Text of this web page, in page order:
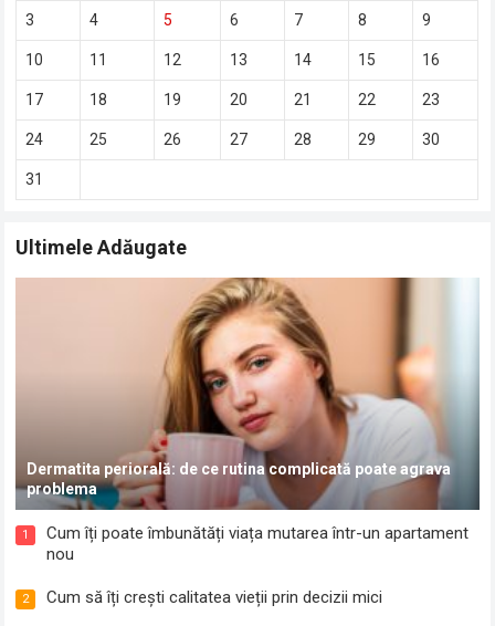
3 4 5 6 7 8 9
10 11 12 13 14 15 16
17 18 19 20 21 22 23
24 25 26 27 28 29 30
31
Ultimele Adăugate
Dermatita periorală: de ce rutina complicată poate agrava
problema
1
Cum îți poate îmbunătăți viața mutarea într-un apartament
nou
2 Cum să îți crești calitatea vieții prin decizii mici